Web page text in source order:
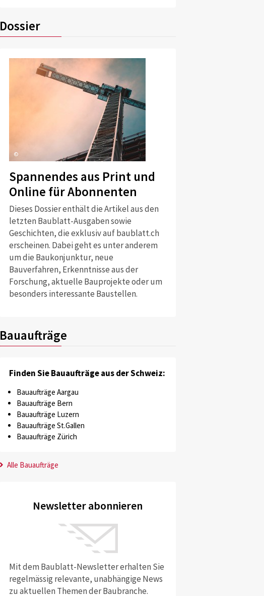
Dossier
©
Spannendes aus Print und
Online für Abonnenten
Dieses Dossier enthält die Artikel aus den
letzten Baublatt-Ausgaben sowie
Geschichten, die exklusiv auf baublatt.ch
erscheinen. Dabei geht es unter anderem
um die Baukonjunktur, neue
Bauverfahren, Erkenntnisse aus der
Forschung, aktuelle Bauprojekte oder um
besonders interessante Baustellen.
Bauaufträge
Finden Sie Bauaufträge aus der Schweiz:
Bauaufträge Aargau
Bauaufträge Bern
Bauaufträge Luzern
Bauaufträge St.Gallen
Bauaufträge Zürich
Alle Bauaufträge
Newsletter abonnieren
Mit dem Baublatt-Newsletter erhalten Sie
regelmässig relevante, unabhängige News
zu aktuellen Themen der Baubranche.